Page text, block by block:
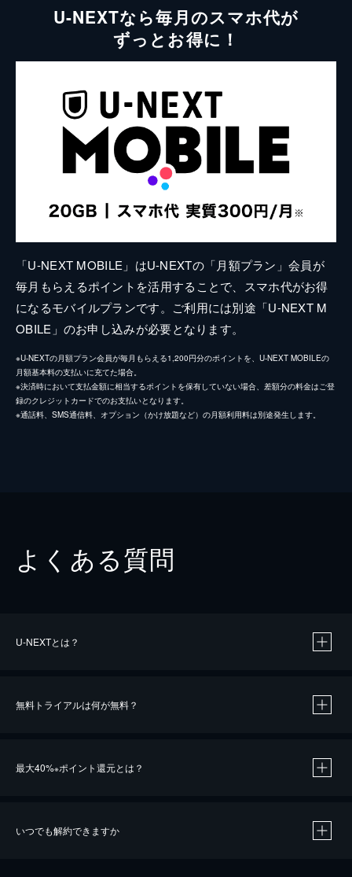
U-NEXTなら毎月のスマホ代が
ずっとお得に！
「U-NEXT MOBILE」はU-NEXTの「月額プラン」会員が
毎月もらえるポイントを活用することで、スマホ代がお得
になるモバイルプランです。ご利用には別途「U-NEXT M
OBILE」のお申し込みが必要となります。
※U-NEXTの月額プラン会員が毎月もらえる1,200円分のポイントを、U-NEXT MOBILEの
月額基本料の支払いに充てた場合。
※決済時において支払金額に相当するポイントを保有していない場合、差額分の料金はご登
録のクレジットカードでのお支払いとなります。
※通話料、SMS通信料、オプション（かけ放題など）の月額利用料は別途発生します。
よくある質問
U-NEXTとは？
無料トライアルは何が無料？
最大40%※ポイント還元とは？
いつでも解約できますか